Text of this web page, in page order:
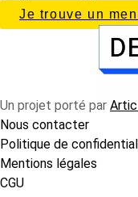
Je trouve un
Un projet porté par
Nous contacter
Politique de
Mentions légales
CGU